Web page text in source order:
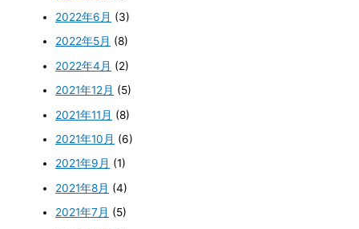
2022年6月 (3)
2022年5月 (8)
2022年4月 (2)
2021年12月 (5)
2021年11月 (8)
2021年10月 (6)
2021年9月 (1)
2021年8月 (4)
2021年7月 (5)